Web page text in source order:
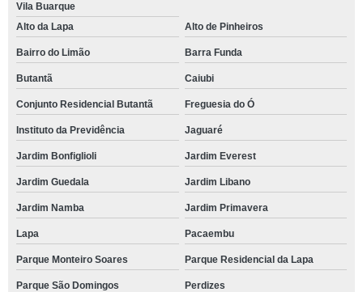
Vila Buarque
Alto da Lapa
Alto de Pinheiros
Bairro do Limão Barra Funda
Butantã Caiubi
Conjunto Residencial Butantã Freguesia do Ó
Instituto da Previdência Jaguaré
Jardim Bonfiglioli Jardim Everest
Jardim Guedala Jardim Libano
Jardim Namba Jardim Primavera
Lapa Pacaembu
Parque Monteiro Soares Parque Residencial da Lapa
Parque São Domingos Perdizes